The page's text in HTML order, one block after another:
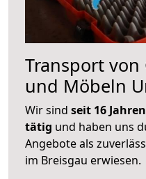
Transport von
und Möbeln
Wir sind seit 16
tätig und haben uns
Angebote als
im Breisgau erwiesen.